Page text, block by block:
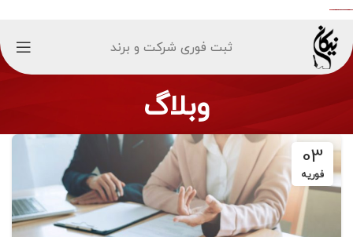
ثبت فوری شرکت و برند
وبلاگ
03
فوریه